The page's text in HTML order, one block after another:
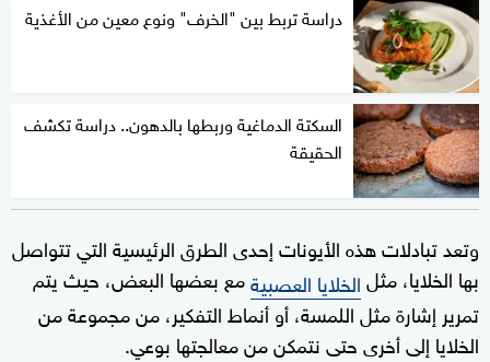
دراسة تربط بين "الخرف" ونوع معين من الأغذية
السكتة الدماغية وربطها بالدهون.. دراسة تكشف
الحقيقة
وتعد تبادلات هذه الأيونات إحدى الطرق الرئيسية التي تتواصل
بها الخلايا، مثلالخلايا العصبيةمع بعضها البعض، حيث يتم
تمرير إشارة مثل اللمسة، أو أنماط التفكير، من مجموعة من
الخلايا إلى أخرى حتى نتمكن من معالجتها بوعي.